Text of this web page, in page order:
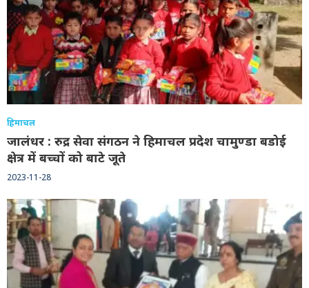
हिमाचल
जालंधर : रुद्र सेवा संगठन ने हिमाचल प्रदेश चामुण्डा बडोई
क्षेत्र में बच्चों को बाटे जूते
2023-11-28